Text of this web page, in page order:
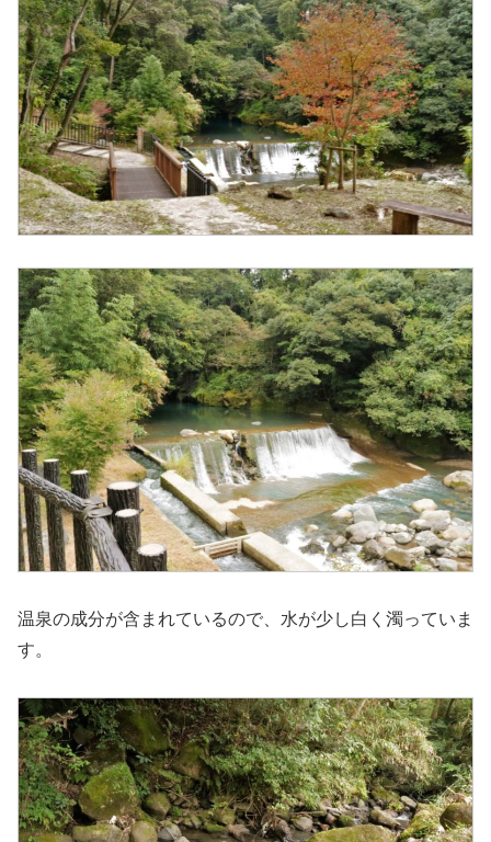
温泉の成分が含まれているので、水が少し白く濁っていま
す。